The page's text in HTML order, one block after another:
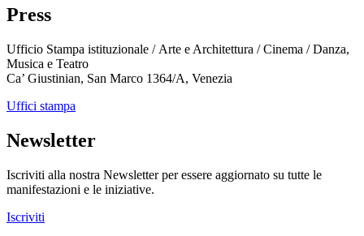
Press
Ufficio Stampa istituzionale / Arte e Architettura / Cinema / Danza,
Musica e Teatro
Ca’ Giustinian, San Marco 1364/A, Venezia
Uffici stampa
Newsletter
Iscriviti alla nostra Newsletter per essere aggiornato su tutte le
manifestazioni e le iniziative.
Iscriviti